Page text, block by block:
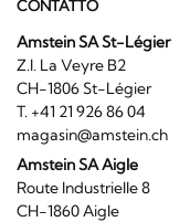
CONTATTO
Amstein SA St-Légier
Z.I. La Veyre B2
CH-1806 St-Légier
T. +41 21 926 86 04
magasin@amstein.ch
Amstein SA Aigle
Route Industrielle 8
CH-1860 Aigle